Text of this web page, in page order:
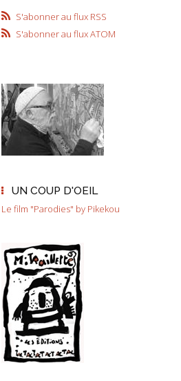
S'abonner au flux RSS
S'abonner au flux ATOM
UN COUP D'OEIL
Le film "Parodies" by Pikekou